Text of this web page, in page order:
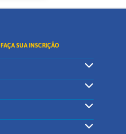
FAÇA SUA INSCRIÇÃO